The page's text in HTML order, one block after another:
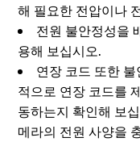
해 필요한 전압이나
전원 불안정성을
용해 보십시오.
연장 코드 또한
적으로 연장 코드를
동하는지 확인해 보
메라의 전원 사양을